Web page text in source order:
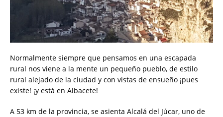
Normalmente siempre que pensamos en una escapada
rural nos viene a la mente un pequeño pueblo, de estilo
rural alejado de la ciudad y con vistas de ensueño ¡pues
existe! ¡y está en Albacete!
A 53 km de la provincia, se asienta Alcalá del Júcar, uno de